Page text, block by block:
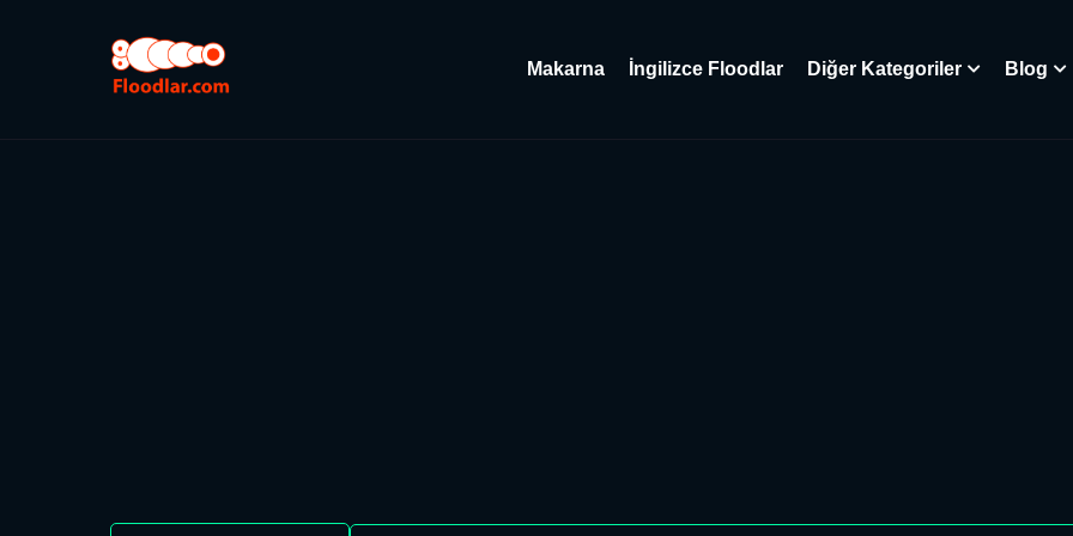
Makarna İngilizce Floodlar Diğer Kategoriler Blog